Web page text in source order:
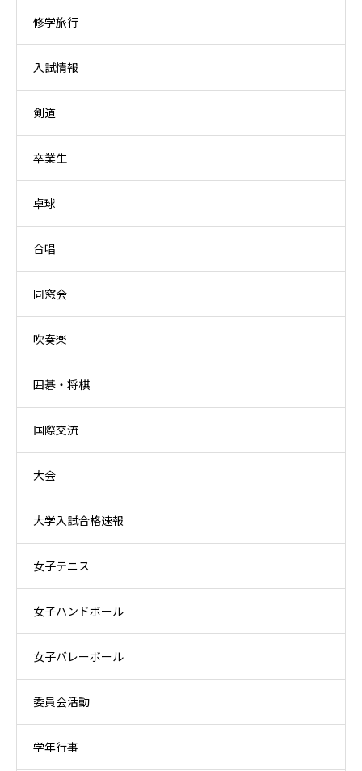
修学旅行
入試情報
剣道
卒業生
卓球
合唱
同窓会
吹奏楽
囲碁・将棋
国際交流
大会
大学入試合格速報
女子テニス
女子ハンドボール
女子バレーボール
委員会活動
学年行事